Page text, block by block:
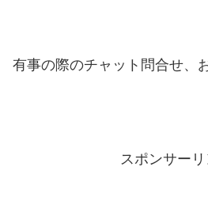
有事の際のチャット問合せ、
スポンサーリ